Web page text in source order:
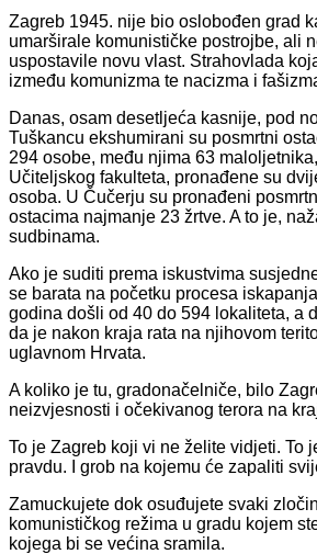
Zagreb 1945. nije bio oslobođen grad
umarširale komunističke postrojbe, ali
uspostavile novu vlast. Strahovlada
između komunizma te nacizma i
Danas, osam desetljeća kasnije, pod
Tuškancu ekshumirani su posmrtni
294 osobe, među njima 63
Učiteljskog fakulteta, pronađene su
osoba. U Čučerju su pronađeni
ostacima najmanje 23 žrtve. A to je,
sudbinama.
Ako je suditi prema iskustvima
se barata na početku procesa
godina došli od 40 do 594 lokaliteta, a
da je nakon kraja rata na njihovom
uglavnom Hrvata.
A koliko je tu, gradonačelniče, bilo
neizvjesnosti i očekivanog terora na
To je Zagreb koji vi ne želite vidjeti. To
pravdu. I grob na kojemu će zapaliti
Zamuckujete dok osuđujete svaki
komunističkog režima u gradu kojem
kojega bi se većina sramila.